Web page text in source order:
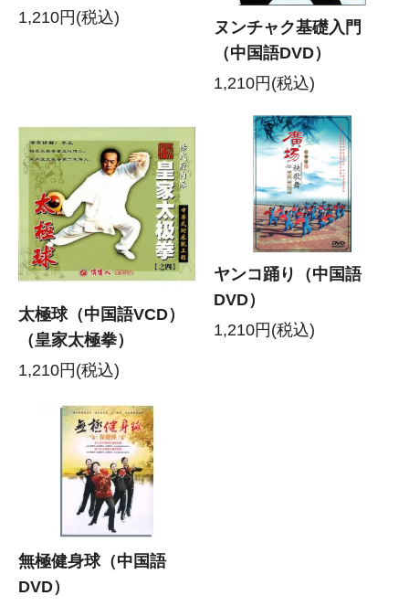
1,210円(税込)
ヌンチャク基礎入門
（中国語DVD）
1,210円(税込)
太極球（中国語VCD）
（皇家太極拳）
1,210円(税込)
ヤンコ踊り（中国語
DVD）
1,210円(税込)
無極健身球（中国語
DVD）